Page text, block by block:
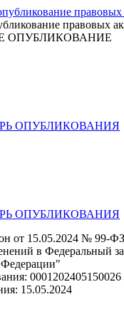
правовых
ОПУБЛИКОВАНИЕ
ОПУБЛИКОВАНИЯ
ОПУБЛИКОВАНИЯ
от 15.05.2024 № 99-ФЗ
в Федеральный
0001202405150026
15.05.2024